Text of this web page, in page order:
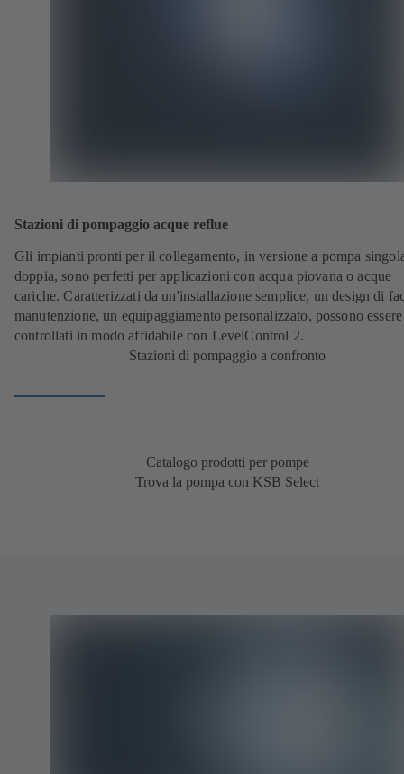
Stazioni di pompaggio acque reflue
Gli impianti pronti per il collegamento, in versione a pompa
doppia, sono perfetti per applicazioni con acqua piovana o acque
cariche. Caratterizzati da un'installazione semplice, un design di
manutenzione, un equipaggiamento personalizzato, possono essere
controllati in modo affidabile con LevelControl 2.
Stazioni di pompaggio a confronto
Catalogo prodotti per pompe
Trova la pompa con KSB Select